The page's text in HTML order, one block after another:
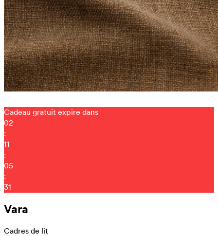
Cadeau gratuit expire dans
02
:
11
:
05
:
21
Vara
Cadres de lit